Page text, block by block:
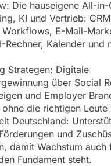
Die hauseigene All-
KI und Vertrieb:
Workflows, E-Mail-
Rechner, Kalender und
Strategen: Digitale
über Social
und Employer
ohne die richtigen
Deutschland:
und
damit Wachstum auch
Fundament steht.